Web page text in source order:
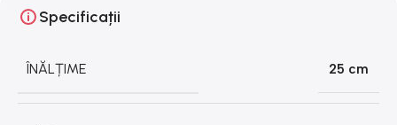
Specificații
ÎNĂLȚIME 25 cm